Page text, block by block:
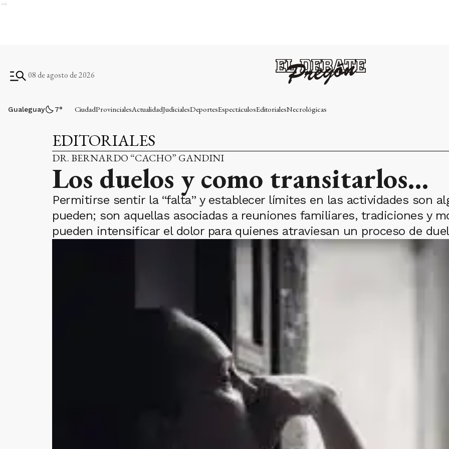
Ads
08 de agosto de 2026
Gualeguay 7° CiudadProvincialesActualidadJudicialesDeportesEspectáculosEditorialesNecrológicas
EDITORIALES
DR. BERNARDO “CACHO” GANDINI
Los duelos y como transitarlos…
Permitirse sentir la “falta” y establecer límites en las actividades son
pueden; son aquellas asociadas a reuniones familiares, tradiciones y
pueden intensificar el dolor para quienes atraviesan un proceso de